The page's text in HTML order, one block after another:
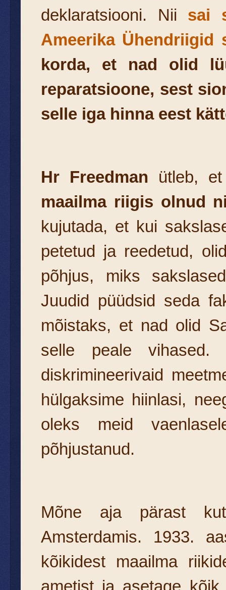
deklaratsiooni. Nii sai
Ameerika Ühendriigid
korda, et nad olid
reparatsioone, sest
selle iga hinna eest
Hr Freedman ütleb, et
maailma riigis olnud
kujutada, et kui
petetud ja reedetud,
põhjus, miks
Juudid püüdsid seda
mõistaks, et nad olid
selle peale vihased.
diskrimineerivaid
hülgaksime hiinlasi,
oleks meid
põhjustanud.
Mõne aja pärast
Amsterdamis. 1933.
kõikidest maailma
ametist ja asetage kõik